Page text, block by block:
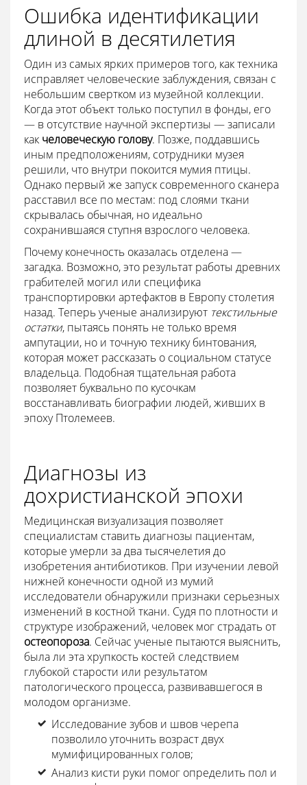
Ошибка идентификации
длиной в десятилетия
Один из самых ярких примеров того, как техника
исправляет человеческие заблуждения, связан с
небольшим свертком из музейной коллекции.
Когда этот объект только поступил в фонды, его
— в отсутствие научной экспертизы — записали
как человеческую голову. Позже, поддавшись
иным предположениям, сотрудники музея
решили, что внутри покоится мумия птицы.
Однако первый же запуск современного сканера
расставил все по местам: под слоями ткани
скрывалась обычная, но идеально
сохранившаяся ступня взрослого человека.
Почему конечность оказалась отделена —
загадка. Возможно, это результат работы древних
грабителей могил или специфика
транспортировки артефактов в Европу столетия
назад. Теперь ученые анализируют текстильные
остатки, пытаясь понять не только время
ампутации, но и точную технику бинтования,
которая может рассказать о социальном статусе
владельца. Подобная тщательная работа
позволяет буквально по кусочкам
восстанавливать биографии людей, живших в
эпоху Птолемеев.
Диагнозы из
дохристианской эпохи
Медицинская визуализация позволяет
специалистам ставить диагнозы пациентам,
которые умерли за два тысячелетия до
изобретения антибиотиков. При изучении левой
нижней конечности одной из мумий
исследователи обнаружили признаки серьезных
изменений в костной ткани. Судя по плотности и
структуре изображений, человек мог страдать от
остеопороза. Сейчас ученые пытаются выяснить,
была ли эта хрупкость костей следствием
глубокой старости или результатом
патологического процесса, развивавшегося в
молодом организме.
Исследование зубов и швов черепа
позволило уточнить возраст двух
мумифицированных голов;
Анализ кисти руки помог определить пол и